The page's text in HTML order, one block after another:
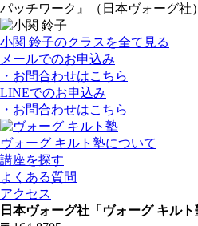
パッチワーク』（日本ヴォーグ社
小関 鈴子のクラスを全て見る
メールでのお申込み
・お問合わせはこちら
LINEでのお申込み
・お問合わせはこちら
ヴォーグ キルト塾について
講座を探す
よくある質問
アクセス
日本ヴォーグ社「ヴォーグ キル